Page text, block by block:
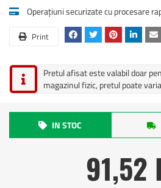
Operațiuni securizate cu procesare
Print
Pretul afisat este valabil doar
magazinul fizic, pretul poate
IN STOC
91,52